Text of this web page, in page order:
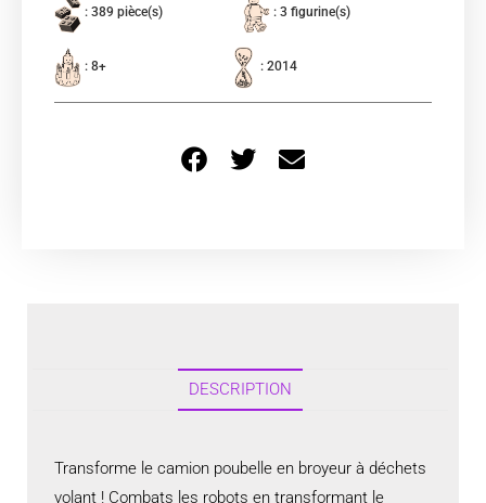
: 389 pièce(s) : 3 figurine(s)
: 8+ : 2014
DESCRIPTION
Transforme le camion poubelle en broyeur à déchets
volant ! Combats les robots en transformant le